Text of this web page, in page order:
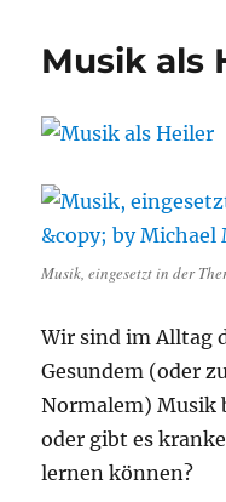
Musik als
Musik, eingesetzt in der
Wir sind im Alltag
Gesundem (oder
Normalem) Musik
oder gibt es
lernen können?